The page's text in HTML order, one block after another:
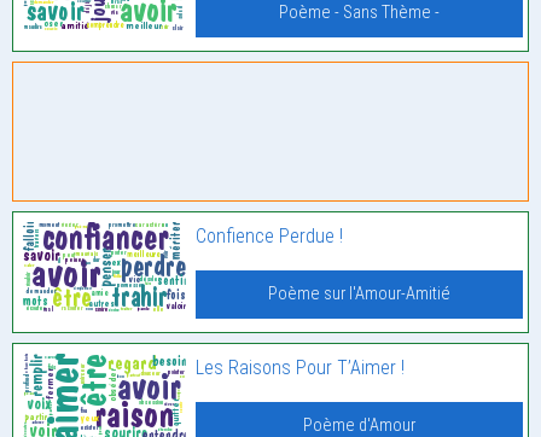
Poème - Sans Thème -
Confience Perdue !
Poème sur l'Amour-Amitié
Les Raisons Pour T’Aimer !
Poème d'Amour